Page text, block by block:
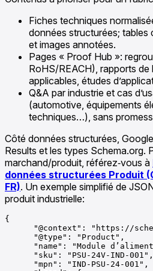
Fiches techniques
données structurées; tables
et images annotées.
Pages « Proof Hub »:
RoHS/REACH), rapports de
applicables, études
Q&A par industrie et cas
(automotive, équipements
techniques…), sans
Côté données structurées,
Results et les types Schema.org.
marchand/produit, référez‑vous à
données structurées Produit
FR). Un exemple simplifié de
produit industrielle:
{
"@context": "https://
      "@type": "Product",
"name": "Module
      "sku": "PSU-24V-IND-001",
      "mpn": "IND-PSU-24-001",